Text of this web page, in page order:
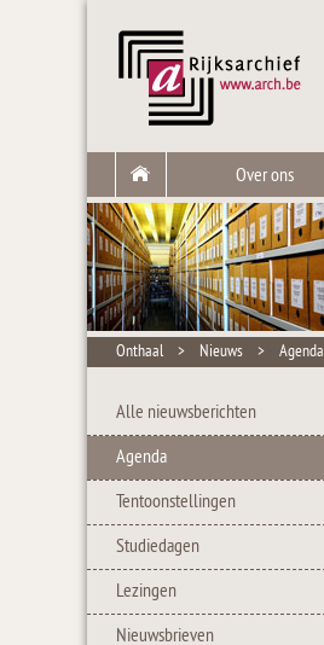
Over ons
Onthaal > Nieuws > Agenda
Alle nieuwsberichten
Agenda
Tentoonstellingen
Studiedagen
Lezingen
Nieuwsbrieven